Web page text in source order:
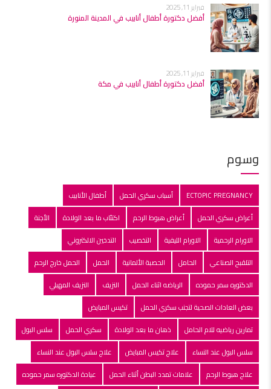
فبراير 11, 2025
أفضل دكتورة أطفال أنابيب في المدينة المنورة
فبراير 11, 2025
أفضل دكتورة أطفال أنابيب في مكة
وسوم
ECTOPIC PREGNANCY أسباب سكري الحمل
أطفال الأنابيب
أعراض سكري الحمل
أعراض هبوط الرحم اكتئاب ما بعد الولادة
الأجنة
الاورام الرحمية
الاورام الليفية التخصيب
التدخين الالكتروني
التلقبح الصناعي
الحامل الحصبة الألمانية الحمل
الحمل خارج الرحم
الدكتوره سمر حموده
الرياضه اثناء الحمل النزيف
النزيف المهبلي
بعض العادات الصحية لتجنب سكري الحمل
تكيس المبايض
تمارين رياضيه للام الحامل
ذهان ما بعد الولادة سكري الحمل
سلس البول
سلس البول عند النساء
علاج تكيس المبايض
علاج سلس البول عند النساء
علاج هبوط الرحم
علامات تمدد البطن أثناء الحمل
عيادة الدكتوره سمر حموده